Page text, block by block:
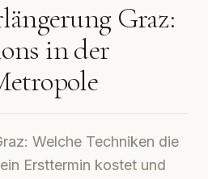
Graz:
in der
Welche Techniken die
Ersttermin kostet und